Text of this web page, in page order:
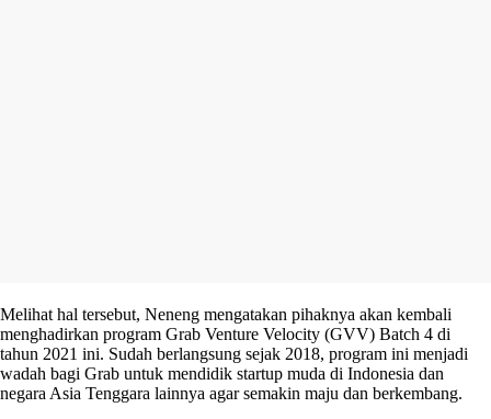
Melihat hal tersebut, Neneng mengatakan pihaknya akan kembali
menghadirkan program Grab Venture Velocity (GVV) Batch 4 di
tahun 2021 ini. Sudah berlangsung sejak 2018, program ini menjadi
wadah bagi Grab untuk mendidik startup muda di Indonesia dan
negara Asia Tenggara lainnya agar semakin maju dan berkembang.